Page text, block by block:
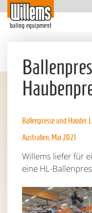
Ballenpresse und Hooder L
Australien, Mai 2021
Willems liefer für
eine HL-